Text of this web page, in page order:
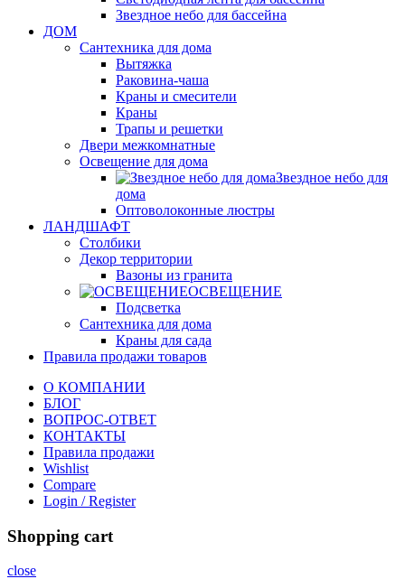
Звездное небо для бассейна
ДОМ
Сантехника для дома
Вытяжка
Раковина-чаша
Краны и смесители
Краны
Трапы и решетки
Двери межкомнатные
Освещение для дома
Звездное небо для
дома
Оптоволоконные люстры
ЛАНДШАФТ
Столбики
Декор территории
Вазоны из гранита
ОСВЕЩЕНИЕ
Подсветка
Сантехника для дома
Краны для сада
Правила продажи товаров
О КОМПАНИИ
БЛОГ
ВОПРОС-ОТВЕТ
КОНТАКТЫ
Правила продажи
Wishlist
Compare
Login / Register
Shopping cart
close